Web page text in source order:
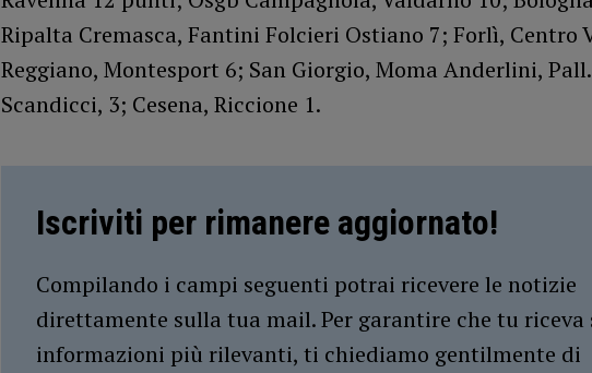
Ripalta Cremasca, Fantini Folcieri Ostiano 7; Forlì, Centro
Reggiano, Montesport 6; San Giorgio, Moma Anderlini, Pall.
Scandicci, 3; Cesena, Riccione 1.
Iscriviti per rimanere aggiornato!
Compilando i campi seguenti potrai ricevere le notizie
direttamente sulla tua mail. Per garantire che tu riceva
informazioni più rilevanti, ti chiediamo gentilmente di